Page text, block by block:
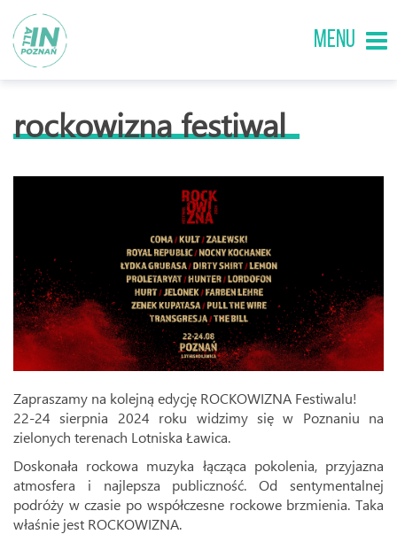
MENU
rockowizna festiwal
Zapraszamy na kolejną edycję ROCKOWIZNA Festiwalu!
22-24 sierpnia 2024 roku widzimy się w Poznaniu na
zielonych terenach Lotniska Ławica.
Doskonała rockowa muzyka łącząca pokolenia, przyjazna
atmosfera i najlepsza publiczność. Od sentymentalnej
podróży w czasie po współczesne rockowe brzmienia. Taka
właśnie jest ROCKOWIZNA.